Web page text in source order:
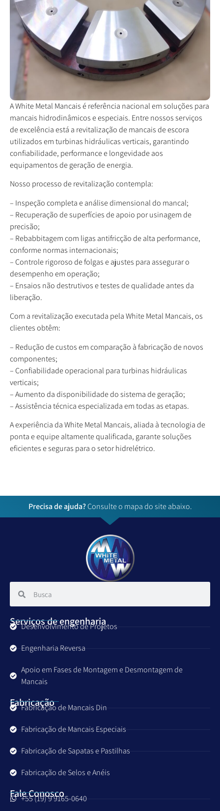
A White Metal Mancais é referência nacional em soluções para
mancais hidrodinâmicos e especiais. Entre nossos serviços
de excelência está a revitalização de mancais de escora
utilizados em turbinas hidráulicas verticais, garantindo
confiabilidade, performance e longevidade aos
equipamentos de geração de energia.
Nosso processo de revitalização contempla:
– Inspeção completa e análise dimensional do mancal;
– Recuperação de superfícies de apoio por usinagem de
precisão;
– Rebabbitagem com ligas antifricção de alta performance,
conforme normas internacionais;
– Controle rigoroso de folgas e ajustes para assegurar o
desempenho em operação;
– Ensaios não destrutivos e testes de qualidade antes da
liberação.
Com a revitalização executada pela White Metal Mancais, os
clientes obtêm:
– Redução de custos em comparação à fabricação de novos
componentes;
– Confiabilidade operacional para turbinas hidráulicas
verticais;
– Aumento da disponibilidade do sistema de geração;
– Assistência técnica especializada em todas as etapas.
A experiência da White Metal Mancais, aliada à tecnologia de
ponta e equipe altamente qualificada, garante soluções
eficientes e seguras para o setor hidrelétrico.
Precisa de ajuda?Consulte o mapa do site abaixo.
Serviços de engenharia
Desenvolvimento de Projetos
Engenharia Reversa
Apoio em Fases de Montagem e Desmontagem de
Mancais
Fabricação
Fabricação de Mancais Din
Fabricação de Mancais Especiais
Fabricação de Sapatas e Pastilhas
Fabricação de Selos e Anéis
Fale Conosco
+55 (19) 9 9165-0640